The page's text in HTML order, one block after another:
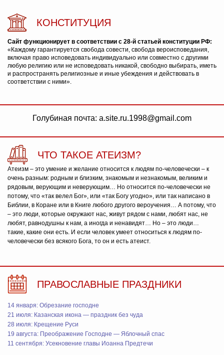
КОНСТИТУЦИЯ
Сайт функционирует в соответствии с 28-й статьей конституции РФ:
«Каждому гарантируется свобода совести, свобода вероисповедания,
включая право исповедовать индивидуально или совместно с другими
любую религию или не исповедовать никакой, свободно выбирать, иметь
и распространять религиозные и иные убеждения и действовать в
соответствии с ними».
Голубиная почта: a.site.ru.1998@gmail.com
ЧТО ТАКОЕ АТЕИЗМ?
Атеизм – это умение и желание относится к людям по-человечески – к
очень разным: родным и близким, знакомым и незнакомым, великим и
рядовым, верующим и неверующим… Но относится по-человечески не
потому, что «так велел Бог», или «так Богу угодно», или так написано в
Библии, в Коране или в Книге любого другого вероучения… А потому, что
– это люди, которые окружают нас, живут рядом с нами, любят нас, не
любят, равнодушны к нам, а иногда и ненавидят… Но – это люди…
такие, какие они есть. И если человек умеет относиться к людям по-
человечески без всякого Бога, то он и есть атеист.
ПРАВОСЛАВНЫЕ ПРАЗДНИКИ
14 января: Обрезание господне
21 июля: Казанская икона — праздник без чуда
28 июля: Крещение Руси
19 августа: Преображение Господне — Яблочный спас
11 сентября: Усекновение главы Иоанна Предтечи